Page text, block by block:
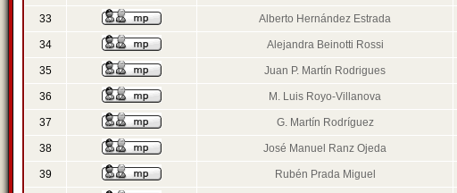
33 Alberto Hernández Estrada
34 Alejandra Beinotti Rossi
35 Juan P. Martín Rodrigues
36 M. Luis Royo-Villanova
37 G. Martín Rodríguez
38 José Manuel Ranz Ojeda
39 Rubén Prada Miguel